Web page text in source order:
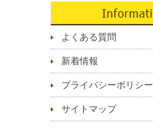
よくある質問
新着情報
プライバシーポリシー
サイトマップ